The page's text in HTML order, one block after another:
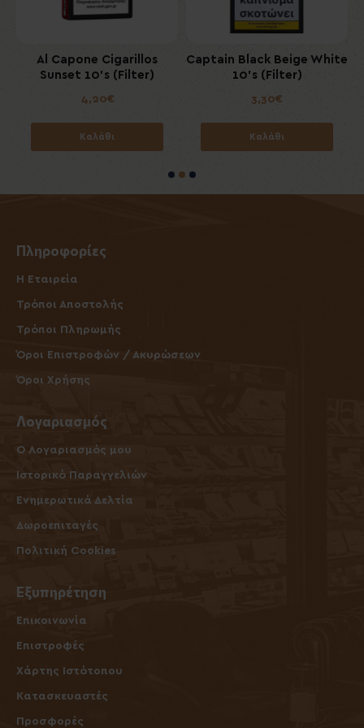
Al Capone Cigarillos
Sunset 10's (Filter)
4,20€
Καλάθι
Captain Black Beige White
10's (Filter)
3,30€
Καλάθι
Πληροφορίες
Η Εταιρεία
Τρόποι Αποστολής
Τρόποι Πληρωμής
Όροι Επιστροφών / Ακυρώσεων
Όροι Χρήσης
Λογαριασμός
O Λογαριασμός μου
Ιστορικό Παραγγελιών
Ενημερωτικά Δελτία
Δωροεπιταγές
Πολιτική Cookies
Εξυπηρέτηση
Επικοινωνία
Επιστροφές
Χάρτης Ιστότοπου
Κατασκευαστές
Προσφορές